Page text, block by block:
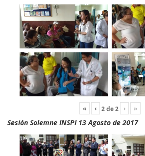
« ‹ 2de2 › »
Sesión Solemne INSPI 13 Agosto de 2017